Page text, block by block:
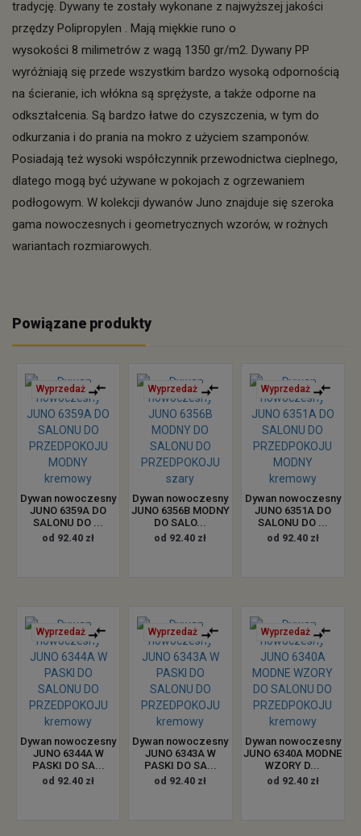
tradycję. Dywany te zostały wykonane z najwyższej jakości
przędzy Polipropylen . Mają miękkie runo o
wysokości 8 milimetrów z wagą 1350 gr/m2. Dywany PP
wyróżniają się przede wszystkim bardzo wysoką odpornością
na ścieranie, ich włókna są sprężyste, a także odporne na
odkształcenia. Są bardzo łatwe do czyszczenia, w tym do
odkurzania i do prania na mokro z użyciem szamponów.
Posiadają też wysoki współczynnik przewodnictwa cieplnego,
dlatego mogą być używane w pokojach z ogrzewaniem
podłogowym. W kolekcji dywanów Juno znajduje się szeroka
gama nowoczesnych i geometrycznych wzorów, w rożnych
wariantach rozmiarowych.
Powiązane produkty
Wyprzedaż
Dywan nowoczesny
JUNO 6359A DO
SALONU DO ...
od 92.40 zł
Wyprzedaż
Dywan nowoczesny
JUNO 6356B MODNY
DO SALO...
od 92.40 zł
Wyprzedaż
Dywan nowoczesny
JUNO 6351A DO
SALONU DO ...
od 92.40 zł
Wyprzedaż
Dywan nowoczesny
JUNO 6344A W
PASKI DO SA...
od 92.40 zł
Wyprzedaż
Dywan nowoczesny
JUNO 6343A W
PASKI DO SA...
od 92.40 zł
Wyprzedaż
Dywan nowoczesny
JUNO 6340A MODNE
WZORY D...
od 92.40 zł